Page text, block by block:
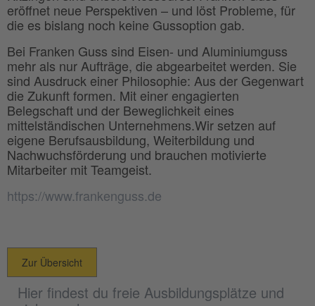
Hier findest du freie Ausbildungsplätze und
eröffnet neue Perspektiven – und löst Probleme, für
die es bislang noch keine Gussoption gab.
Bei Franken Guss sind Eisen- und Aluminiumguss
mehr als nur Aufträge, die abgearbeitet werden. Sie
sind Ausdruck einer Philosophie: Aus der Gegenwart
die Zukunft formen. Mit einer engagierten
Belegschaft und der Beweglichkeit eines
mittelständischen Unternehmens.Wir setzen auf
eigene Berufsausbildung, Weiterbildung und
Nachwuchsförderung und brauchen motivierte
Mitarbeiter mit Teamgeist.
https://www.frankenguss.de
Zur Übersicht